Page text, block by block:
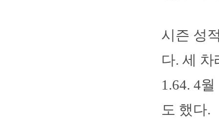
시즌 성
다. 세
1.64. 4
도 했다.